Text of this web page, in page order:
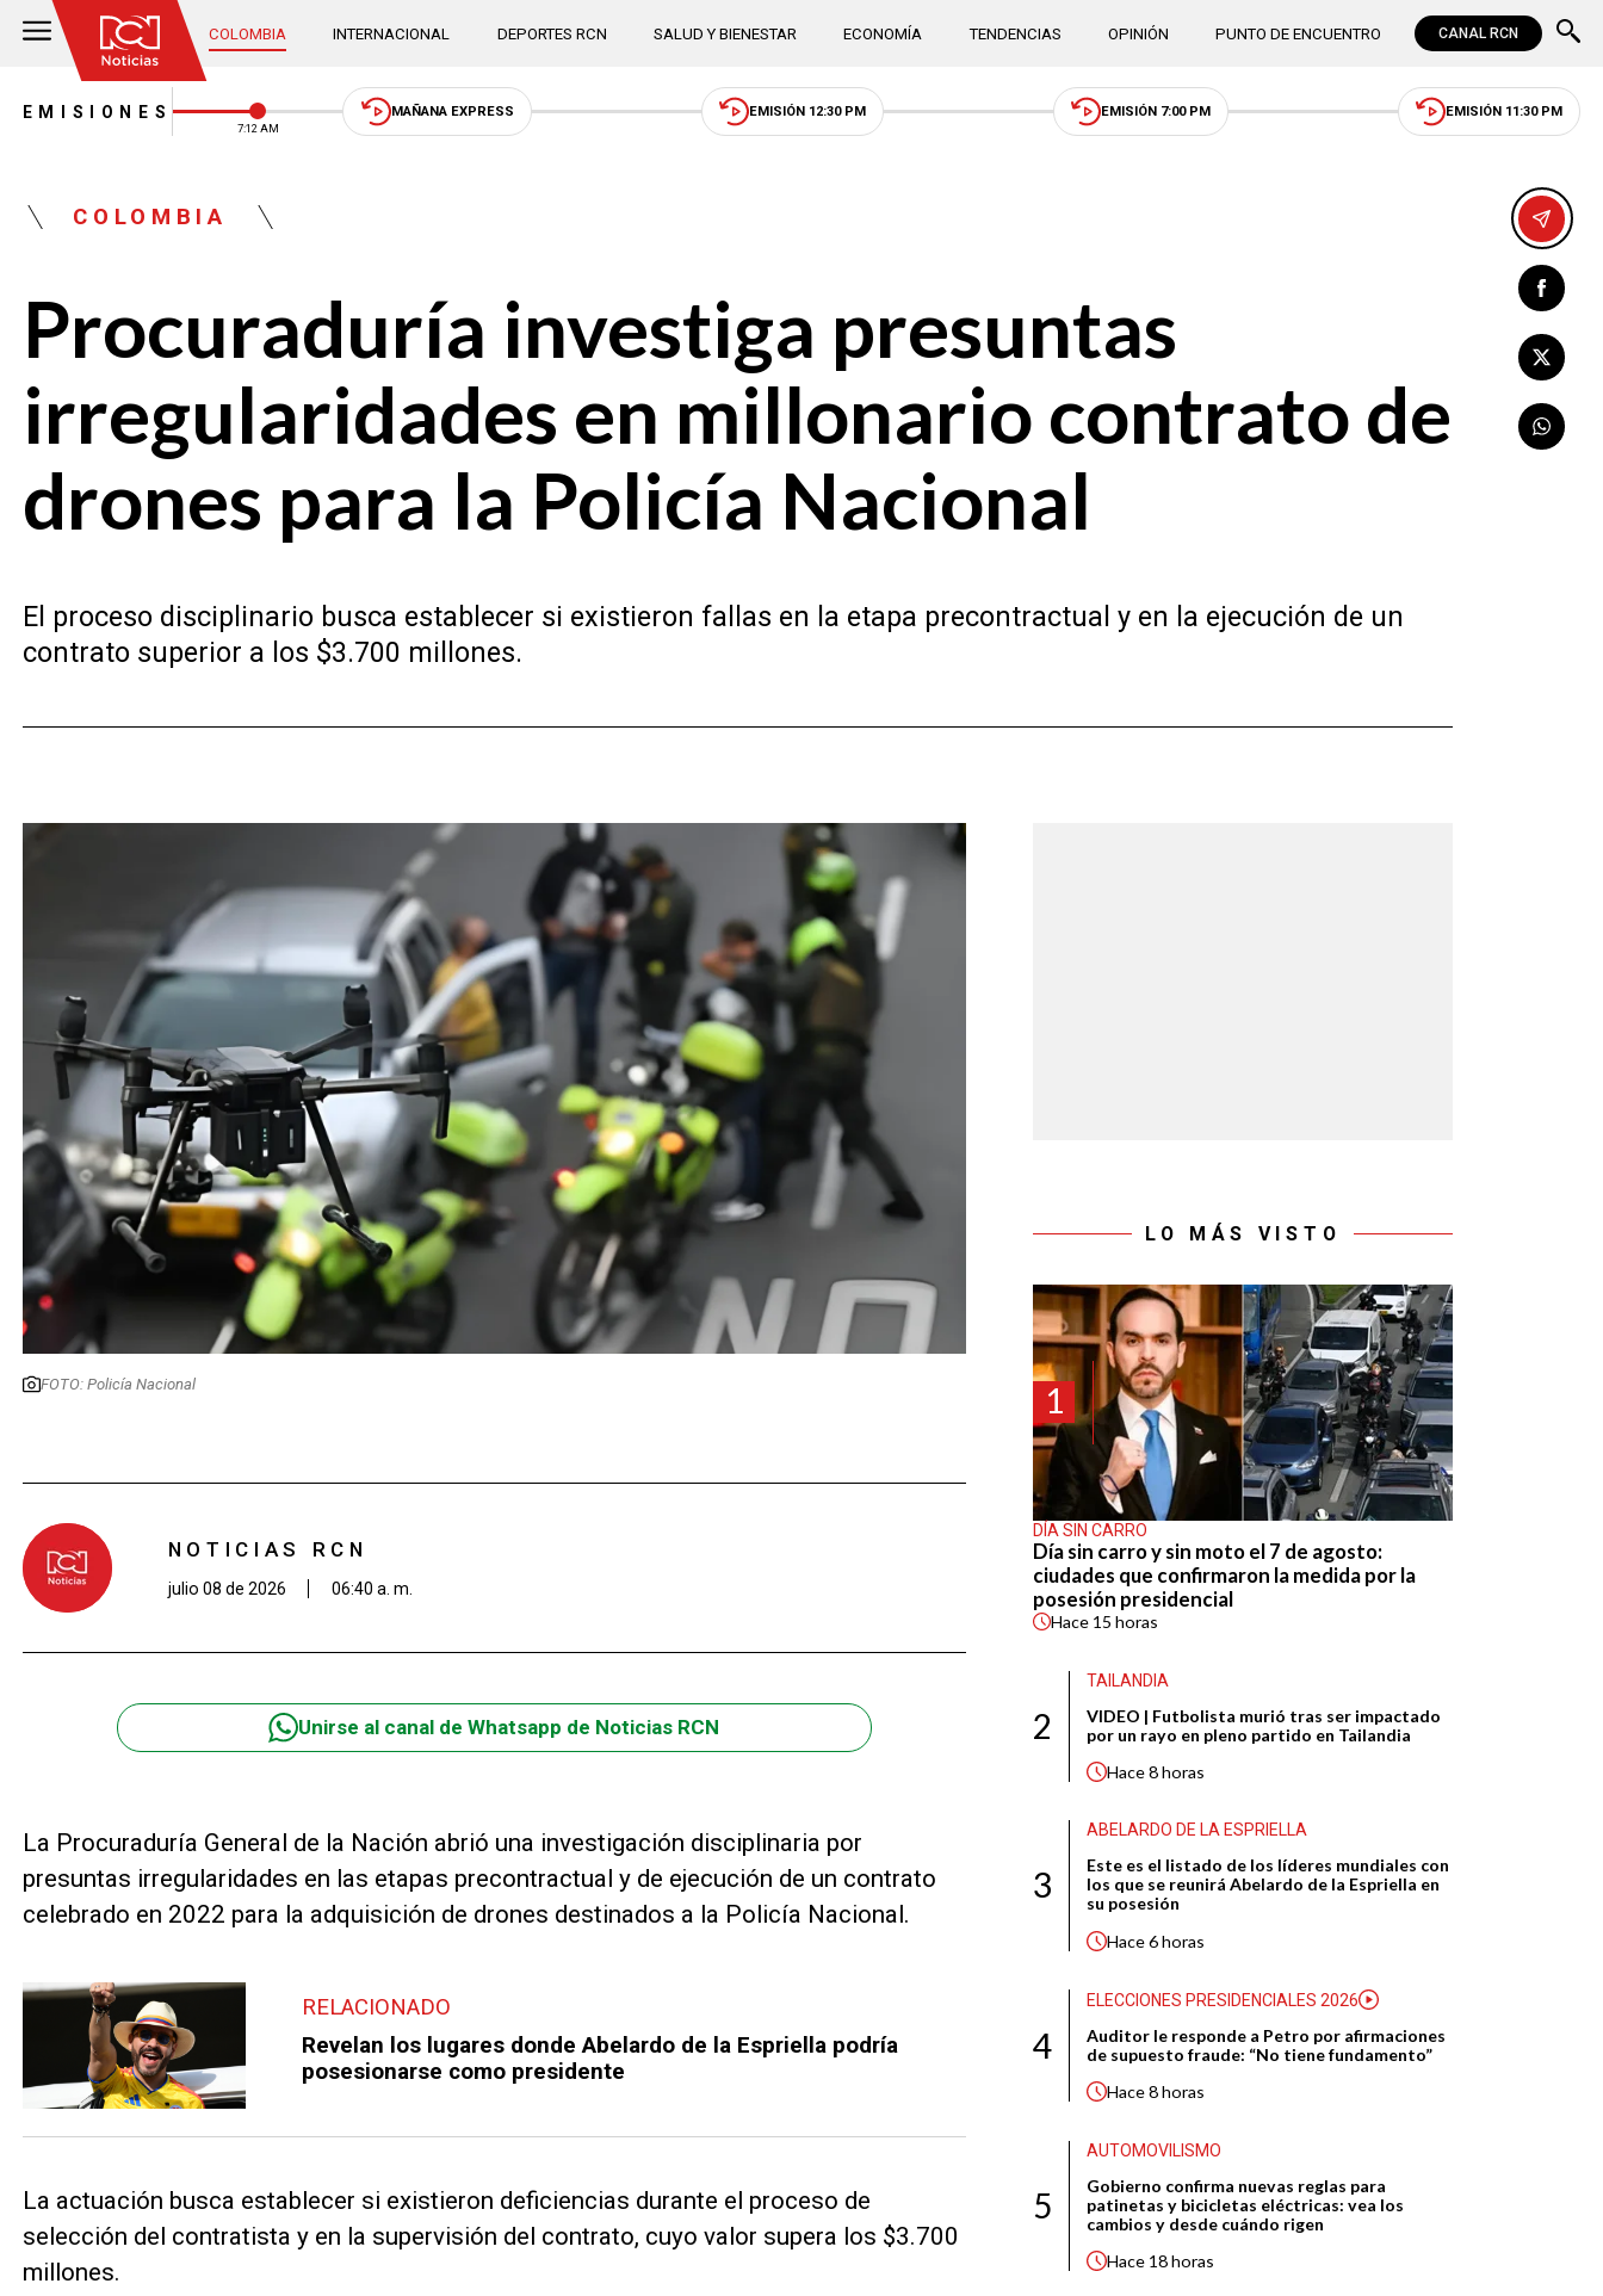
COLOMBIA INTERNACIONAL DEPORTES RCN SALUD Y BIENESTAR ECONOMÍA TENDENCIAS OPINIÓN PUNTO DE ENCUENTRO CANAL RCN
EMISIONES
7:12 AM
MAÑANA EXPRESS EMISIÓN 12:30 PM EMISIÓN 7:00 PM EMISIÓN 11:30 PM
COLOMBIA
Procuraduría investiga presuntas
irregularidades en millonario contrato de
drones para la Policía Nacional
El proceso disciplinario busca establecer si existieron fallas en la etapa precontractual y en la ejecución de un
contrato superior a los $3.700 millones.
FOTO: Policía Nacional
NOTICIAS RCN
julio 08 de 2026 06:40 a. m.
Unirse al canal de Whatsapp de Noticias RCN
La Procuraduría General de la Nación abrió una investigación disciplinaria por
presuntas irregularidades en las etapas precontractual y de ejecución de un contrato
celebrado en 2022 para la adquisición de drones destinados a la Policía Nacional.
RELACIONADO
Revelan los lugares donde Abelardo de la Espriella podría
posesionarse como presidente
La actuación busca establecer si existieron deficiencias durante el proceso de
selección del contratista y en la supervisión del contrato, cuyo valor supera los $3.700
millones.
LO MÁS VISTO
1
DÍA SIN CARRO
Día sin carro y sin moto el 7 de agosto:
ciudades que confirmaron la medida por la
posesión presidencial
Hace 15 horas
2
TAILANDIA
VIDEO | Futbolista murió tras ser impactado
por un rayo en pleno partido en Tailandia
Hace8 horas
3
ABELARDO DE LA ESPRIELLA
Este es el listado de los líderes mundiales con
los que se reunirá Abelardo de la Espriella en
su posesión
Hace6 horas
4
ELECCIONES PRESIDENCIALES 2026
Auditor le responde a Petro por afirmaciones
de supuesto fraude: “No tiene fundamento”
Hace8 horas
5
AUTOMOVILISMO
Gobierno confirma nuevas reglas para
patinetas y bicicletas eléctricas: vea los
cambios y desde cuándo rigen
Hace 18 horas